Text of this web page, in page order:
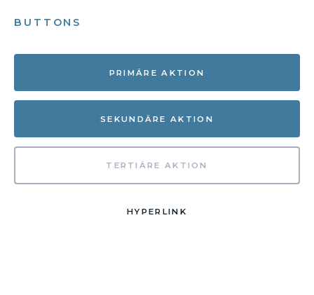
BUTTONS
PRIMÄRE AKTION
SEKUNDÄRE AKTION
TERTIÄRE AKTION
HYPERLINK